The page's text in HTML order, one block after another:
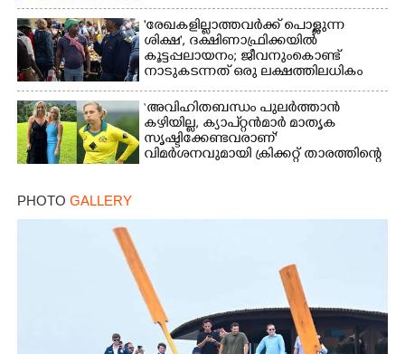
'രേഖകളില്ലാത്തവർക്ക് പൊള്ളുന്ന
ശിക്ഷ', ദക്ഷിണാഫ്രിക്കയിൽ
കൂട്ടപ്പലായനം; ജീവനുംകൊണ്ട്
നാടുകടന്നത് ഒരു ലക്ഷത്തിലധികം
പേർ
‘അവിഹിതബന്ധം പുലർത്താൻ
കഴിയില്ല,​ ക്യാപ്റ്റൻമാർ മാതൃക
സൃഷ്ടിക്കേണ്ടവരാണ്'
വിമർശനവുമായി ക്രിക്കറ്റ് താരത്തിന്റെ
PHOTO GALLERY